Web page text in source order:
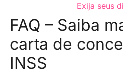
Exija seus
FAQ – Saiba
carta de
INSS